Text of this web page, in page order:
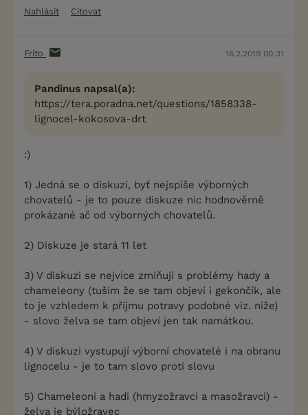
Nahlásit
Citovat
Frito 16.2.2019 00:31
Pandinus napsal(a):
https://tera.poradna.net/questions/1858338-
lignocel-kokosova-drt
:)
1) Jedná se o diskuzi, byť nejspíše výborných
chovatelů - je to pouze diskuze nic hodnověrně
prokázané ač od výborných chovatelů.
2) Diskuze je stará 11 let
3) V diskuzi se nejvíce zmiňují s problémy hady a
chameleony (tuším že se tam objeví i gekončík, ale
to je vzhledem k příjmu potravy podobné viz. níže)
- slovo želva se tam objeví jen tak namátkou.
4) V diskuzi vystupují výborní chovatelé i na obranu
lignocelu - je to tam slovo proti slovu
5) Chameleoni a hadi (hmyzožravci a masožravci) -
želva je býložravec